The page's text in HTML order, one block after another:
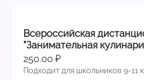
Всероссийская
"Занимательная
250.00 ₽
Подходит для школьников 9-11